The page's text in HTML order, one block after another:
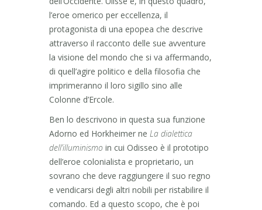
l’eroe omerico per eccellenza, il
protagonista di una epopea che descrive
attraverso il racconto delle sue avventure
la visione del mondo che si va affermando,
di quell’agire politico e della filosofia che
imprimeranno il loro sigillo sino alle
Colonne d’Ercole.
Ben lo descrivono in questa sua funzione
Adorno ed Horkheimer ne La dialettica
dell’illuminismo in cui Odisseo è il prototipo
dell’eroe colonialista e proprietario, un
sovrano che deve raggiungere il suo regno
e vendicarsi degli altri nobili per ristabilire il
comando. Ed a questo scopo, che è poi